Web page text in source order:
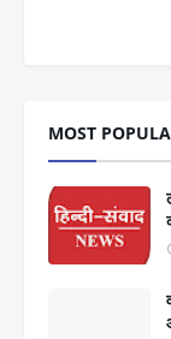
MOST